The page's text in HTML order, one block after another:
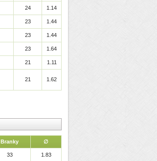
24 1.14
23 1.44
23 1.44
23 1.64
21 1.11
21 1.62
Branky ∅
33 1.83